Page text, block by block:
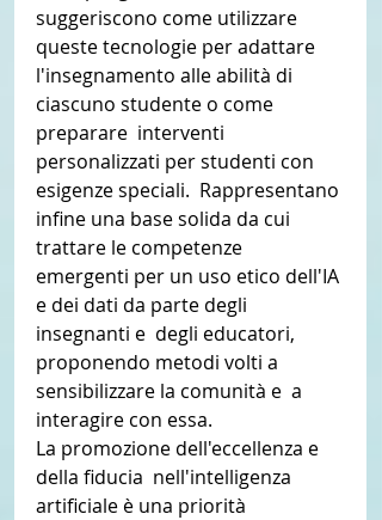
suggeriscono come utilizzare
queste tecnologie per adattare
l'insegnamento alle abilità di
ciascuno studente o come
preparare  interventi
personalizzati per studenti con
esigenze speciali.  Rappresentano
infine una base solida da cui
trattare le competenze
emergenti per un uso etico dell'IA
e dei dati da parte degli
insegnanti e  degli educatori,
proponendo metodi volti a
sensibilizzare la comunità e  a
interagire con essa.
La promozione dell'eccellenza e
della fiducia  nell'intelligenza
artificiale è una priorità